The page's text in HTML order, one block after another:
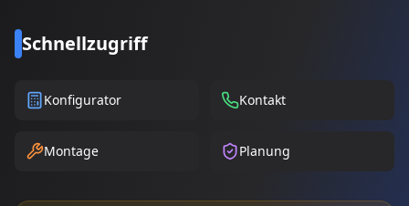
Schnellzugriff
Konfigurator Kontakt
Montage Planung